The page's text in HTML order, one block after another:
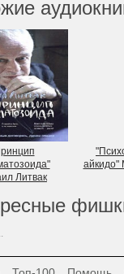
Литвак
айкидо"